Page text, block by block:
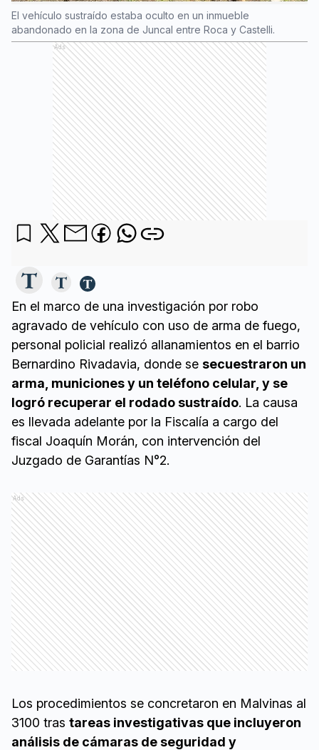
El vehículo sustraído estaba oculto en un inmueble
abandonado en la zona de Juncal entre Roca y Castelli.
Ads
En el marco de una investigación por robo
agravado de vehículo con uso de arma de fuego,
personal policial realizó allanamientos en el barrio
Bernardino Rivadavia, donde se secuestraron un
arma, municiones y un teléfono celular, y se
logró recuperar el rodado sustraído. La causa
es llevada adelante por la Fiscalía a cargo del
fiscal Joaquín Morán, con intervención del
Juzgado de Garantías N°2.
Ads
Los procedimientos se concretaron en Malvinas al
3100 tras tareas investigativas que incluyeron
análisis de cámaras de seguridad y